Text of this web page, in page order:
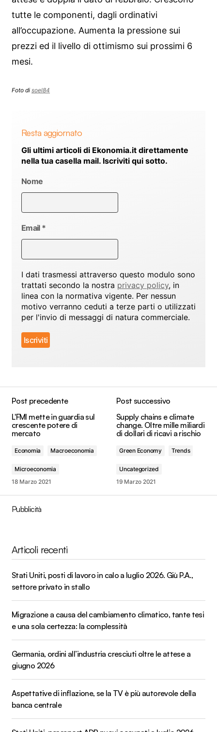
tutte le componenti, dagli ordinativi
all’occupazione. Aumenta la pressione sui
prezzi ed il livello di ottimismo sui prossimi 6
mesi.
Foto di soel84
Resta aggiornato
Gli ultimi articoli di Ekonomia.it direttamente
nella tua casella mail. Iscriviti qui sotto.
Nome
Email *
I dati trasmessi attraverso questo modulo sono
trattati secondo la nostra privacy policy, in
linea con la normativa vigente. Per nessun
motivo verranno ceduti a terze parti o utilizzati
per l'invio di messaggi di natura commerciale.
Post precedente
L'FMI mette in guardia sul
crescente potere di
mercato
Economia Macroeconomia
Microeconomia
18 Marzo 2021
Post successivo
Supply chains e climate
change. Oltre mille miliardi
di dollari di ricavi a rischio
Green Economy Trends
Uncategorized
19 Marzo 2021
Pubblicità
Articoli recenti
Stati Uniti, posti di lavoro in calo a luglio 2026. Giù P.A.,
settore privato in stallo
Migrazione a causa del cambiamento climatico, tante tesi
e una sola certezza: la complessità
Germania, ordini all’industria cresciuti oltre le attese a
giugno 2026
Aspettative di inflazione, se la TV è più autorevole della
banca centrale